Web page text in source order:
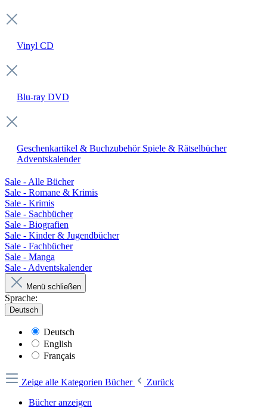
Vinyl CD
Blu-ray DVD
Geschenkartikel & Buchzubehör Spiele & Rätselbücher
Adventskalender
Sale - Alle Bücher
Sale - Romane & Krimis
Sale - Krimis
Sale - Sachbücher
Sale - Biografien
Sale - Kinder & Jugendbücher
Sale - Fachbücher
Sale - Manga
Sale - Adventskalender
Menü schließen
Sprache:
Deutsch
Deutsch
English
Français
Zeige alle Kategorien Bücher
Zurück
Bücher anzeigen